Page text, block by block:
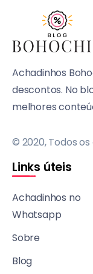
Achadinhos
descontos. No
melhores
© 2020, Todos
Links úteis
Achadinhos no
Whatsapp
Sobre
Blog